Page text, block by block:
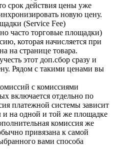
срок действия цены уже
новую цену.
(Service Fee)
часто торговые площадки)
которая начисляется при
на странице товара.
этот доп.сбор сразу и
Рядом с такими ценами вы
с комиссиями
включается отдельно по
платежной системы зависит
и на одной и той же площадке
комиссия же
привязана к самой
вами способа